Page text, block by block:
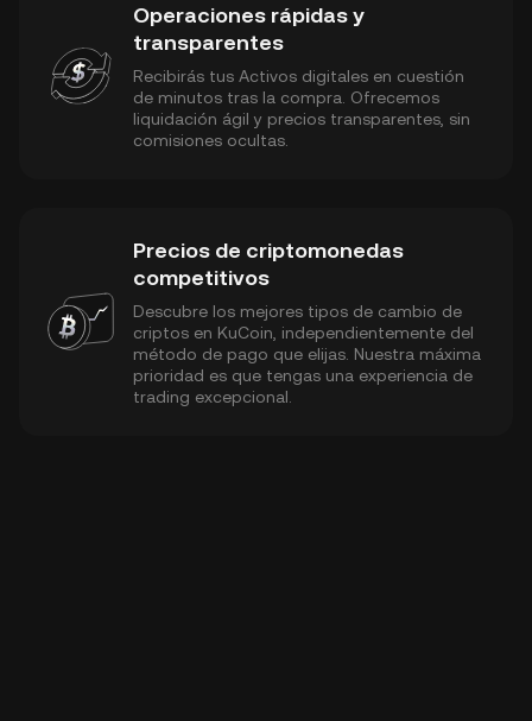
Operaciones rápidas y
transparentes
Recibirás tus Activos digitales en cuestión
de minutos tras la compra. Ofrecemos
liquidación ágil y precios transparentes, sin
comisiones ocultas.
Precios de criptomonedas
competitivos
Descubre los mejores tipos de cambio de
criptos en KuCoin, independientemente del
método de pago que elijas. Nuestra máxima
prioridad es que tengas una experiencia de
trading excepcional.